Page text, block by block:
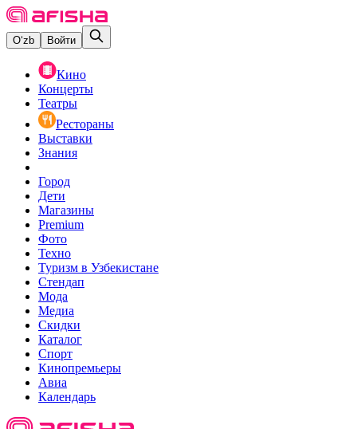
O‘zb Войти
Кино
Концерты
Театры
Рестораны
Выставки
Знания
Город
Дети
Магазины
Premium
Фото
Техно
Туризм в Узбекистане
Стендап
Мода
Медиа
Скидки
Каталог
Спорт
Кинопремьеры
Авиа
Календарь